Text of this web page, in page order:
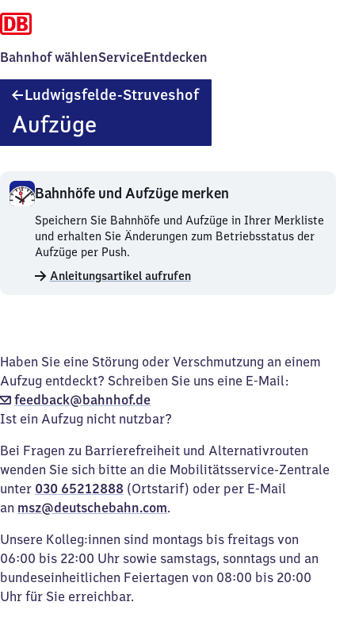
Bahnhof wählenServiceEntdecken
Ludwigsfelde-StruveshofLudwigsfelde-
Aufzüge
Bahnhöfe und Aufzüge merken
Bahnhöfe
und
Aufzüge
merken.
Speichern Sie Bahnhöfe und Aufzüge in Ihrer Merkliste
und erhalten Sie Änderungen zum Betriebsstatus der
Aufzüge per Push.
Anleitungsartikel aufrufen
Haben Sie eine Störung oder Verschmutzung an einem
Aufzug entdeckt? Schreiben Sie uns eine E-Mail:
feedback@bahnhof.de
Ist ein Aufzug nicht nutzbar?
Bei Fragen zu Barrierefreiheit und Alternativrouten
wenden Sie sich bitte an die Mobilitätsservice-Zentrale
unter 030 65212888 (Ortstarif) oder per E-Mail
an msz@deutschebahn.com.
Unsere Kolleg:innen sind montags bis freitags von
06:00 bis 22:00 Uhr sowie samstags, sonntags und an
bundeseinheitlichen Feiertagen von 08:00 bis 20:00
Uhr für Sie erreichbar.